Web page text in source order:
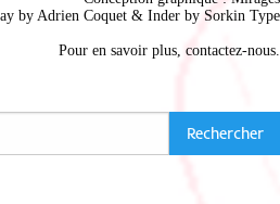
by Adrien Coquet & Inder by Sorkin Type
Pour en savoir plus, contactez-nous